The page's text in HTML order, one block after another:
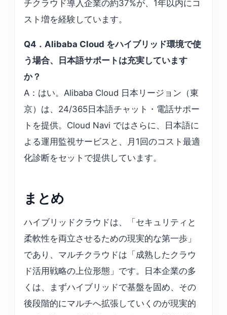
チクラウド導入企業の約37%が、1年以内にコ
スト増を経験しています。
Q4．Alibaba Cloud をハイブリッド環境で使
う場合、日本語サポートは充実しています
か？
A：はい。Alibaba Cloud 日本リージョン（東
京）は、24/365日本語チャット・電話サポー
トを提供。Cloud Navi ではさらに、日本語に
よる運用監視サービスと、月1回のコスト最適
化診断をセットで提供しています。
まとめ
ハイブリッドクラウドは、「セキュリティと
柔軟性を両立させるための現実的な第一歩」
であり、マルチクラウドは「成熟したクラウ
ド活用戦略の上位形態」です。日本企業の多
くは、まずハイブリッドで基盤を固め、その
後段階的にマルチへ拡張していくのが現実的